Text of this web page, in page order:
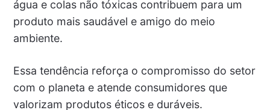
água e colas não tóxicas contribuem para um
produto mais saudável e amigo do meio
ambiente.
Essa tendência reforça o compromisso do setor
com o planeta e atende consumidores que
valorizam produtos éticos e duráveis.